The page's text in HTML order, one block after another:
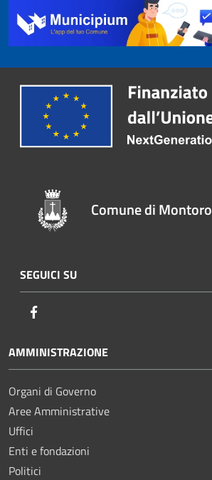
Comune di Montoro
SEGUICI SU
AMMINISTRAZIONE
Organi di Governo
Aree Amministrative
Uffici
Enti e fondazioni
Politici